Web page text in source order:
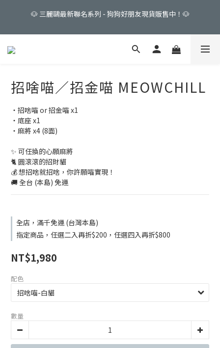
🐶 三麗鷗最新聯名系列 - 狗狗好朋友現貨販售中！🐶
☁️大耳狗 Cinnamoroll☁️   🍮布丁狗 Pompompurin🍮   🥕帕恰狗
🎀 My Melody & Kuromi 💜 限量販售中！
🐶 三麗鷗最新聯名系列 - 狗狗好朋友現貨販售中！🐶
招啥喵／招金喵 MEOWCHILL
・招啥喵 or 招金喵 x1
・底座 x1
・麻將 x4 (8面)
✨ 可任換的心願麻將
🐈 圓滾滾的招財貓
💰 想招啥就招啥，你許願喵實現！
🚚 全台 (本島) 免運
全店，滿千免運 (台灣本島)
指定商品，任選二入再折$200，任選四入再折$800
NT$1,980
配色
數量